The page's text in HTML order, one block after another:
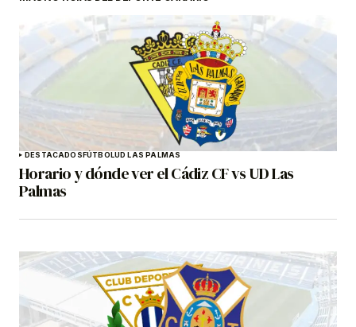
DESTACADOSFÚTBOLUD LAS PALMAS
Horario y dónde ver el Cádiz CF vs UD Las
Palmas